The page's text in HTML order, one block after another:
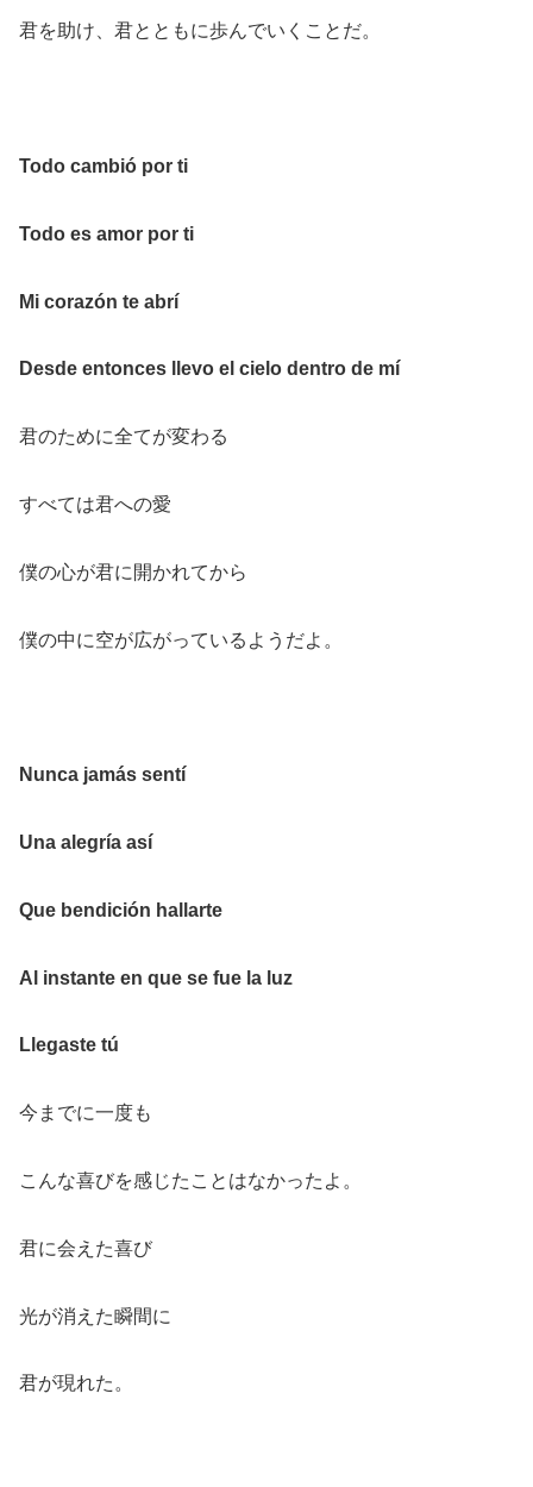
君を助け、君とともに歩んでいくことだ。
Todo cambió por ti
Todo es amor por ti
Mi corazón te abrí
Desde entonces llevo el cielo dentro de mí
君のために全てが変わる
すべては君への愛
僕の心が君に開かれてから
僕の中に空が広がっているようだよ。
Nunca jamás sentí
Una alegría así
Que bendición hallarte
Al instante en que se fue la luz
Llegaste tú
今までに一度も
こんな喜びを感じたことはなかったよ。
君に会えた喜び
光が消えた瞬間に
君が現れた。